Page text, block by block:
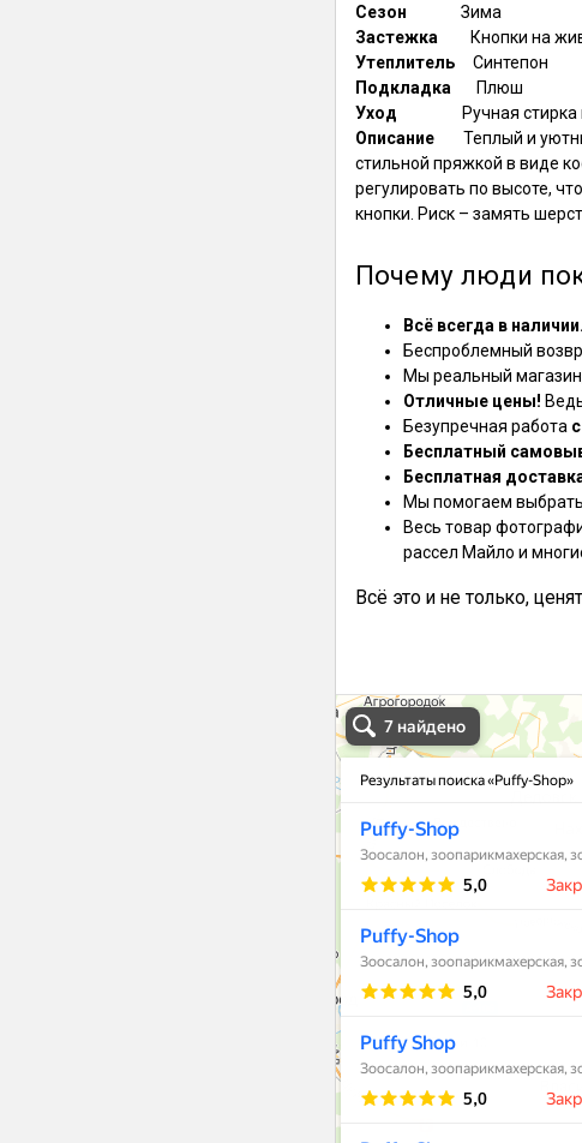
Сезон Зима
Застежка Кнопки на
Утеплитель
Синтепон
Подкладка
Плюш
Уход
Ручная
Описание
Теплый и
стильной пряжкой в виде
регулировать по высоте,
кнопки. Риск – замять
Почему люди
Всё всегда в наличии.
Беспроблемный
Мы реальный
Отличные цены!
Безупречная работа
Бесплатный
Бесплатная
Мы помогаем выбрать
Весь товар
рассел Майло и
Всё это и не только,